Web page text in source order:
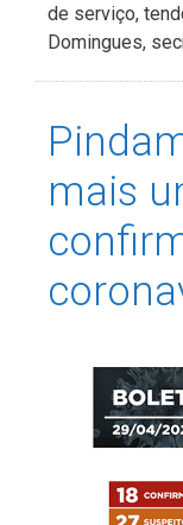
de serviço,
Domingues,
mais